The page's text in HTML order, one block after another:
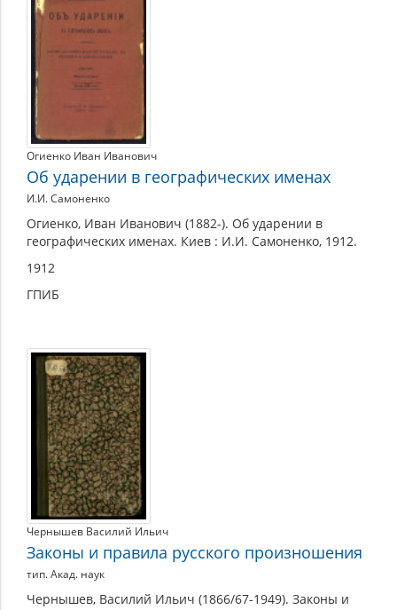
Огиенко Иван Иванович
Об ударении в географических именах
И.И. Самоненко
Огиенко, Иван Иванович (1882-). Об ударении в
географических именах. Киев : И.И. Самоненко, 1912.
1912
ГПИБ
Чернышев Василий Ильич
Законы и правила русского произношения
тип. Акад. наук
Чернышев, Василий Ильич (1866/67-1949). Законы и